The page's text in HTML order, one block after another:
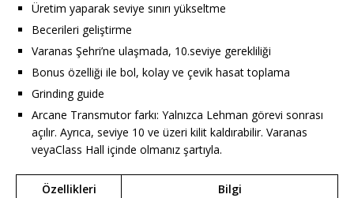
Üretim yaparak seviye sınırı yükseltme
Becerileri geliştirme
Varanas Şehri’ne ulaşmada, 10.seviye gerekliliği
Bonus özelliği ile bol, kolay ve çevik hasat toplama
Grinding guide
Arcane Transmutor farkı: Yalnızca Lehman görevi sonrası
açılır. Ayrıca, seviye 10 ve üzeri kilit kaldırabilir. Varanas
veyaClass Hall içinde olmanız şartıyla.
Özellikleri
Bilgi